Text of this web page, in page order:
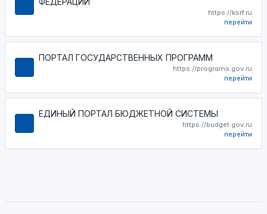
https://ksrf.ru
перейти
ПОРТАЛ ГОСУДАРСТВЕННЫХ ПРОГРАММ
https://programs.gov.ru
перейти
ЕДИНЫЙ ПОРТАЛ БЮДЖЕТНОЙ СИСТЕМЫ
https://budget.gov.ru
перейти